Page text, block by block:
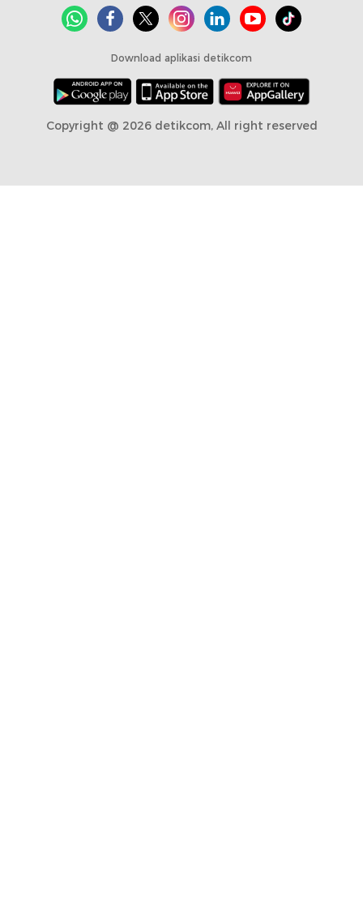
Download aplikasi detikcom
Copyright @ 2026 detikcom, All right reserved